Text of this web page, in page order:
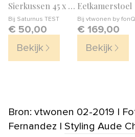
Sierkussen 45 x 45
cm – Goud
Bij Saturnus TEST
€ 50,00
Bekijk
Eetkamerstoel
Bij vtwonen by fonQ
€ 169,00
Bekijk
Bron: vtwonen 02-2019 |
Fernandez | Styling Aude